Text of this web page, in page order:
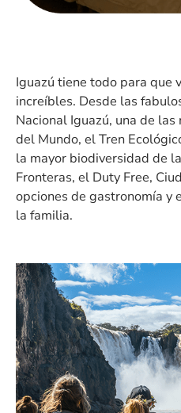
Iguazú tiene todo para que
increíbles. Desde las
Nacional Iguazú, una de
del Mundo, el Tren
la mayor biodiversidad de
Fronteras, el Duty Free,
opciones de gastronomía y
la familia.